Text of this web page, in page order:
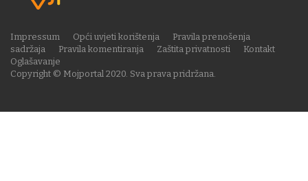
Copyright © Mojportal 2020. Sva prava pridržana.
Impressum Opći uvjeti korištenja
Pravila prenošenja
sadržaja
Pravila komentiranja Zaštita privatnosti
Kontakt
Oglašavanje